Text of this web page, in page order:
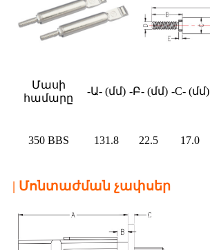
Մասի
համարը
-Ա- (մմ) -Բ- (մմ) -C- (մմ)
350 BBS 131.8 22.5 17.0
| Մոնտաժման չափսեր